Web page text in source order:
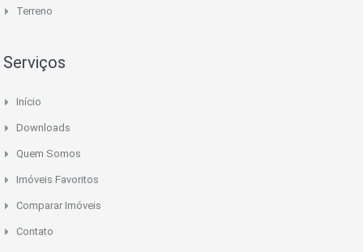
Terreno
Serviços
Início
Downloads
Quem Somos
Imóveis Favoritos
Comparar Imóveis
Contato